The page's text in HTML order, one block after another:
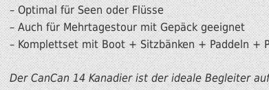
– Optimal für Seen oder Flüsse
– Auch für Mehrtagestour mit Gepäck geeignet
– Komplettset mit Boot + Sitzbänken + Paddeln +
Der CanCan 14 Kanadier ist der ideale Begleiter